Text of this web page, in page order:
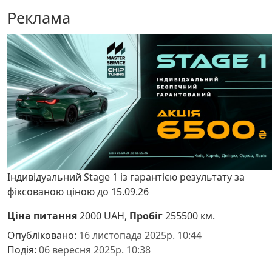
Реклама
Індивідуальний Stage 1 із гарантією результату за
фіксованою ціною до 15.09.26
Ціна питання2000 UAH, Пробіг255500 км.
Опубліковано: 16 листопада 2025р. 10:44
Подія: 06 вересня 2025р. 10:38